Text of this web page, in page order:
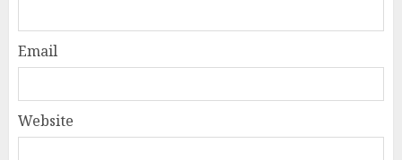
Email
Website